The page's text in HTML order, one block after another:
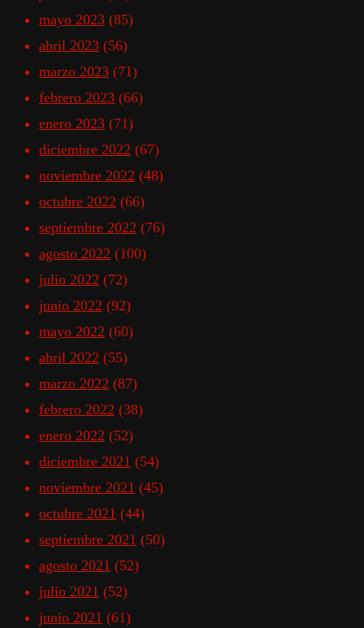
mayo 2023 (85)
abril 2023 (56)
marzo 2023 (71)
febrero 2023 (66)
enero 2023 (71)
diciembre 2022 (67)
noviembre 2022 (48)
octubre 2022 (66)
septiembre 2022 (76)
agosto 2022 (100)
julio 2022 (72)
junio 2022 (92)
mayo 2022 (60)
abril 2022 (55)
marzo 2022 (87)
febrero 2022 (38)
enero 2022 (52)
diciembre 2021 (54)
noviembre 2021 (45)
octubre 2021 (44)
septiembre 2021 (50)
agosto 2021 (52)
julio 2021 (52)
junio 2021 (61)